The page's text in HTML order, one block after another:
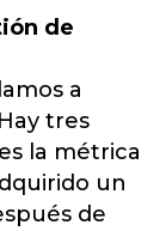
de
a
tres
la métrica
un
de